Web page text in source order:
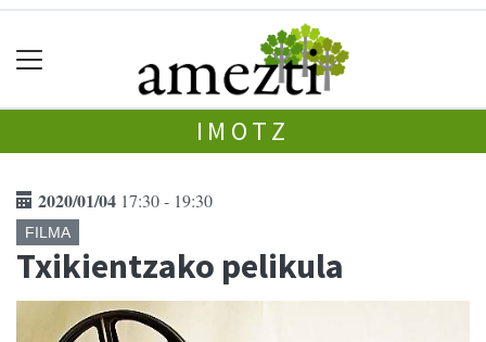
IMOTZ
2020/01/04 17:30 - 19:30
FILMA
Txikientzako pelikula